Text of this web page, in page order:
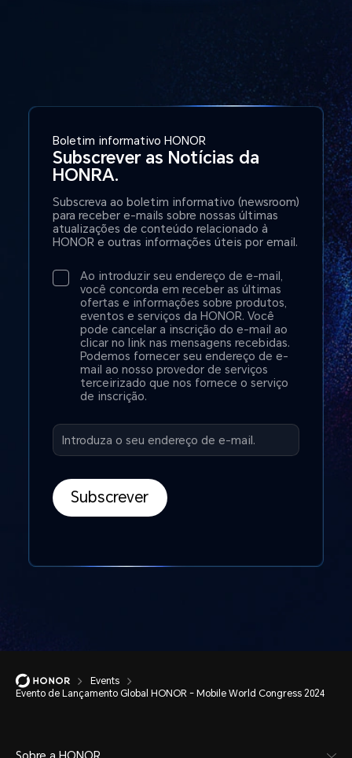
Boletim informativo HONOR
Subscrever as Notícias da
HONRA.
Subscreva ao boletim informativo (newsroom)
para receber e-mails sobre nossas últimas
atualizações de conteúdo relacionado à
HONOR e outras informações úteis por email.
Ao introduzir seu endereço de e-mail,
você concorda em receber as últimas
ofertas e informações sobre produtos,
eventos e serviços da HONOR. Você
pode cancelar a inscrição do e-mail ao
clicar no link nas mensagens recebidas.
Podemos fornecer seu endereço de e-
mail ao nosso provedor de serviços
terceirizado que nos fornece o serviço
de inscrição.
Subscrever
Events
Evento de Lançamento Global HONOR - Mobile World Congress 2024